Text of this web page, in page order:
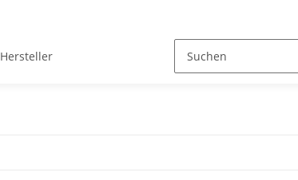
Hersteller